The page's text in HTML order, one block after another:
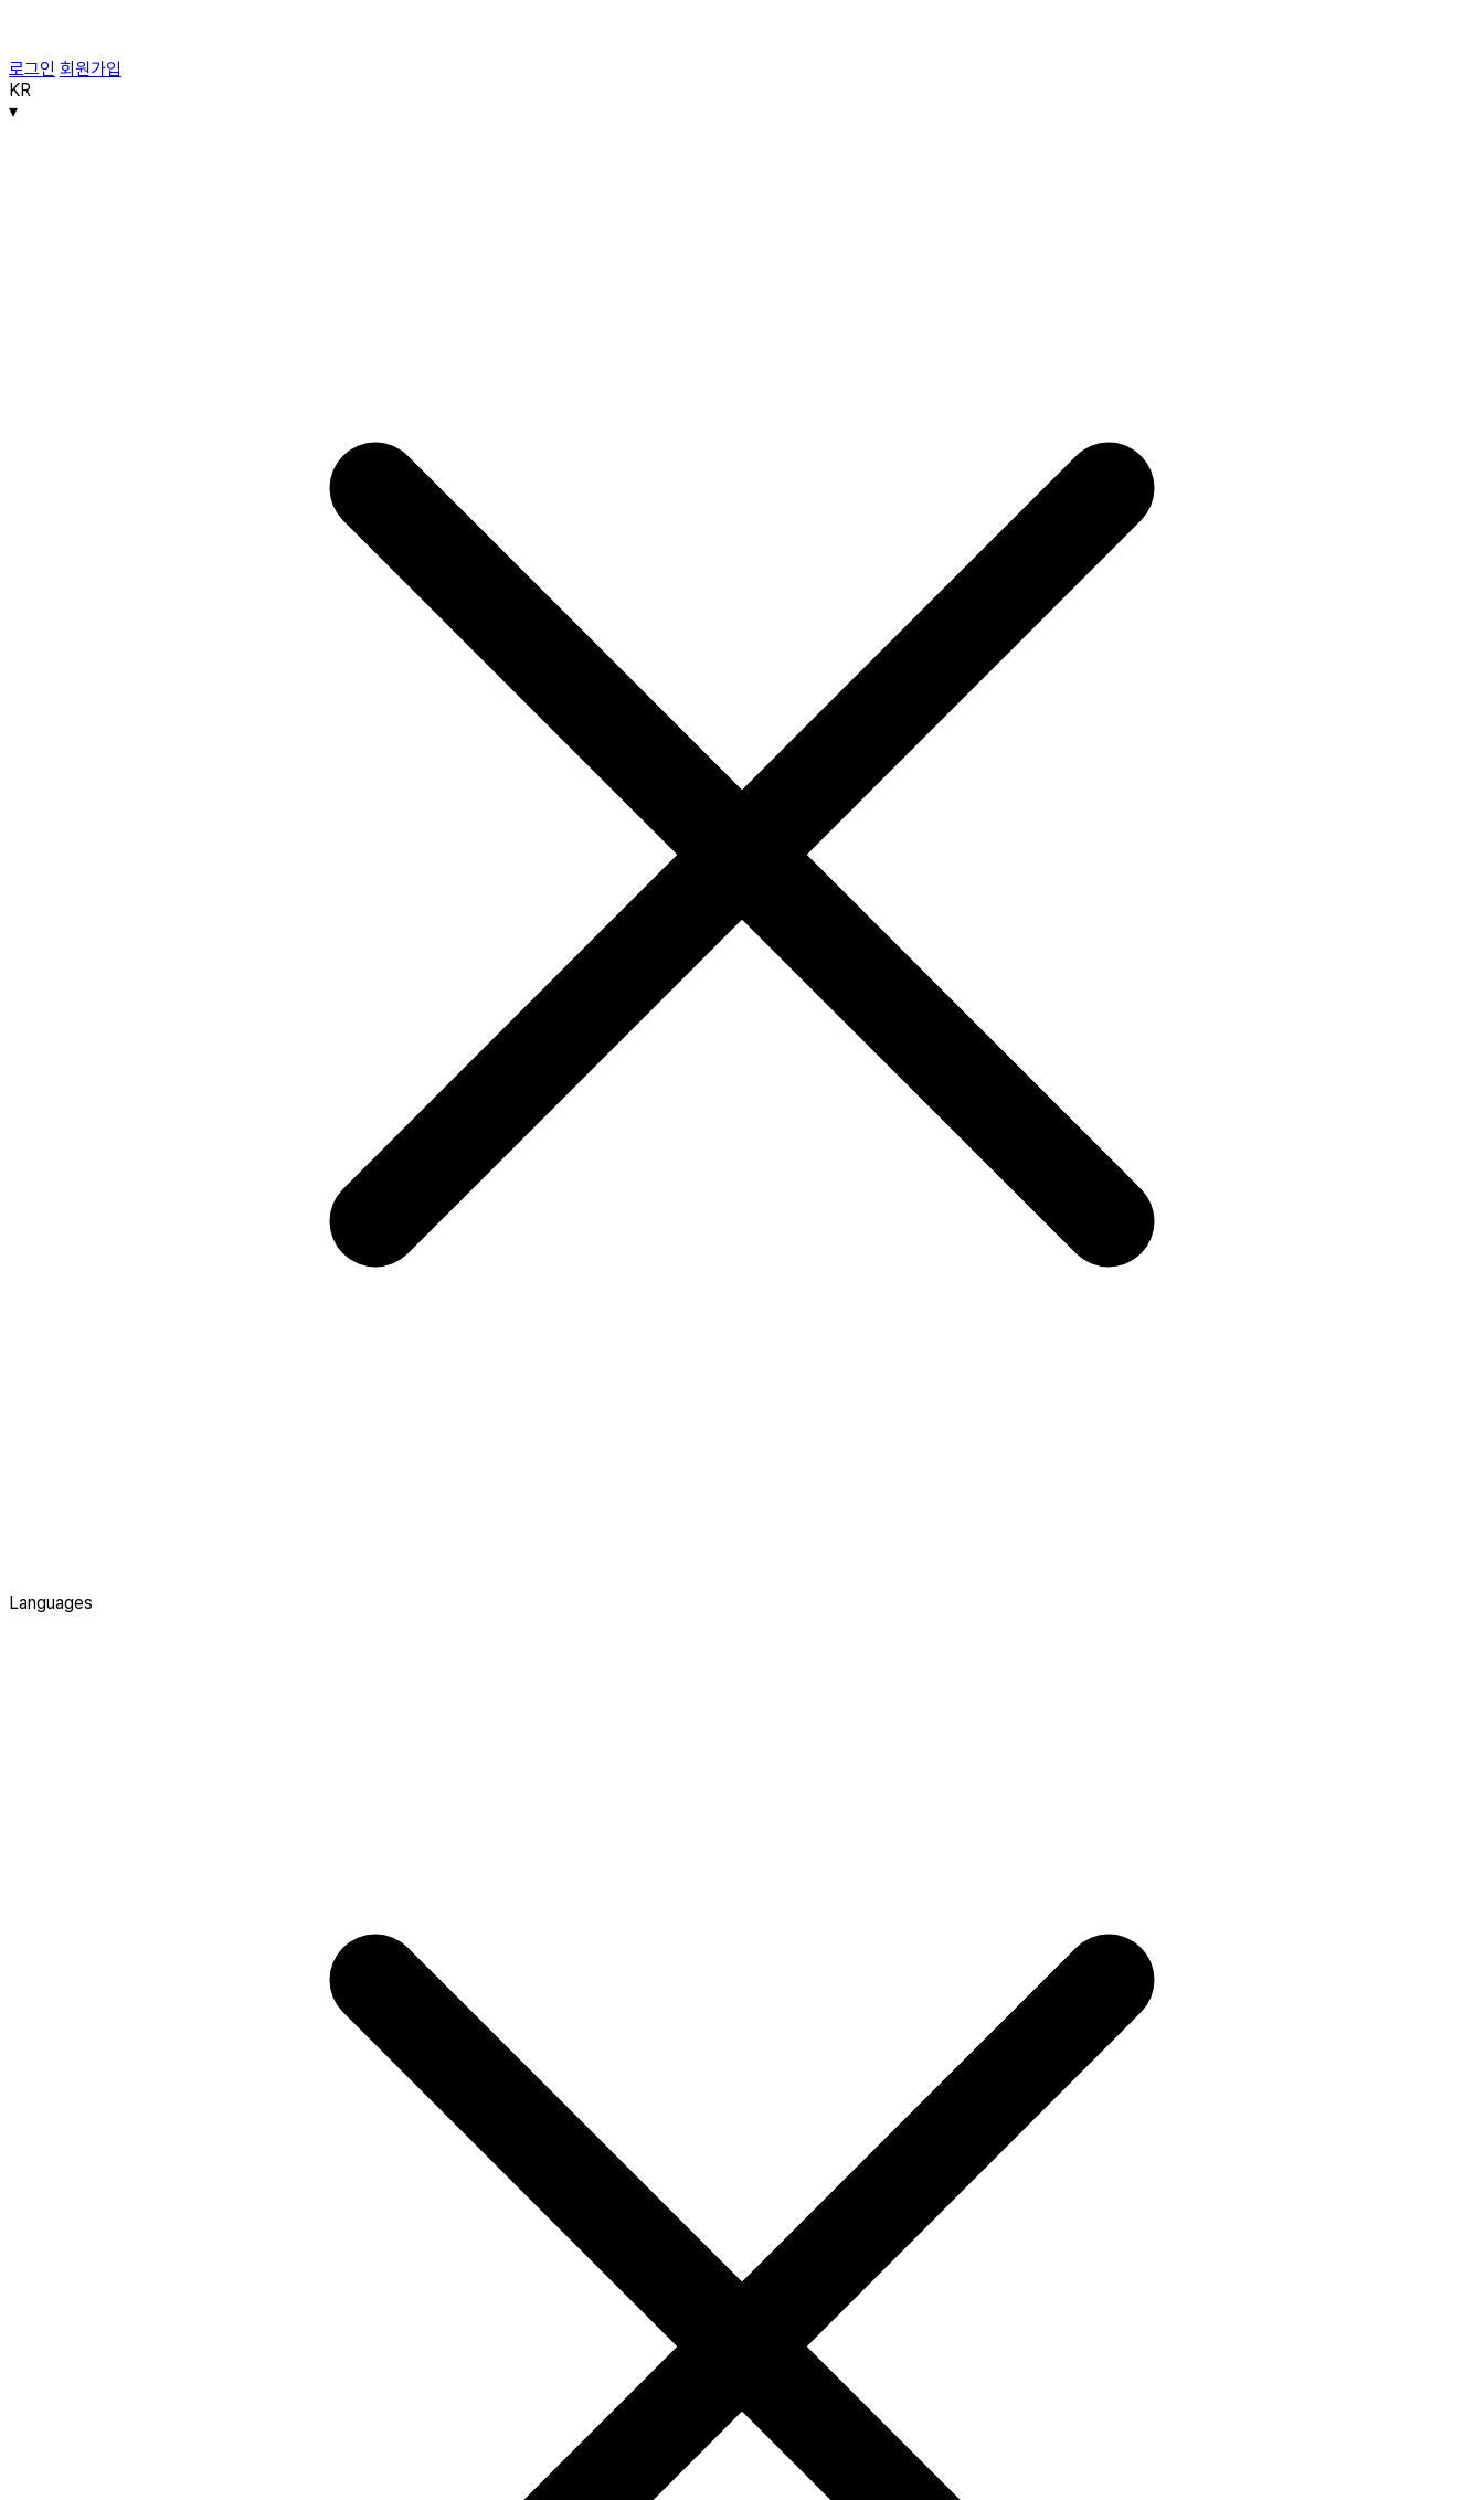
로그인 회원가입
KR
▾
Languages